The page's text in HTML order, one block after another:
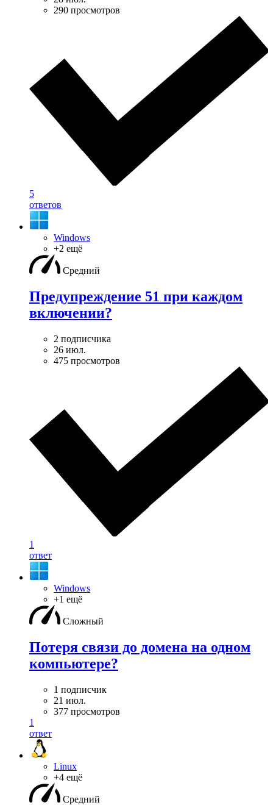
290 просмотров
5
ответов
Windows
+2 ещё
Средний
Предупреждение 51 при каждом
включении?
2 подписчика
26 июл.
475 просмотров
1
ответ
Windows
+1 ещё
Сложный
Потеря связи до домена на одном
компьютере?
1 подписчик
21 июл.
377 просмотров
1
ответ
Linux
+4 ещё
Средний